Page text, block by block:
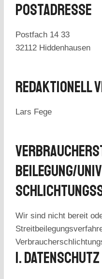
Postadresse
Postfach 14 33
32112 Hiddenhausen
Redaktionell
Lars Fege
Beilegung/
Wir sind nicht bereit
1.